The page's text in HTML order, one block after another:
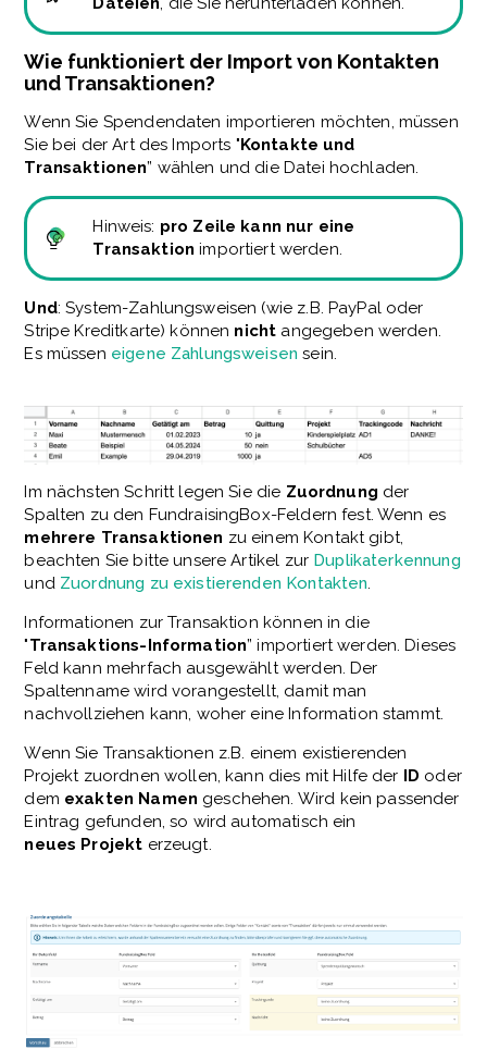
Wie funktioniert der Import von Kontakten
und Transaktionen?
Wenn Sie Spendendaten importieren möchten, müssen
Sie bei der Art des Imports "Kontakte und
Transaktionen” wählen und die Datei hochladen.
Hinweis: pro Zeile kann nur eine
Transaktion importiert werden.
Und: System-Zahlungsweisen (wie z.B. PayPal oder
Stripe Kreditkarte) können nicht angegeben werden.
Es müssen eigene Zahlungsweisen sein.
Im nächsten Schritt legen Sie die Zuordnung der
Spalten zu den FundraisingBox-Feldern fest. Wenn es
mehrere Transaktionen zu einem Kontakt gibt,
beachten Sie bitte unsere Artikel zur Duplikaterkennung
und Zuordnung zu existierenden Kontakten.
Informationen zur Transaktion können in die
"Transaktions-Information” importiert werden. Dieses
Feld kann mehrfach ausgewählt werden. Der
Spaltenname wird vorangestellt, damit man
nachvollziehen kann, woher eine Information stammt.
Wenn Sie Transaktionen z.B. einem existierenden
Projekt zuordnen wollen, kann dies mit Hilfe der ID oder
dem exakten Namen geschehen. Wird kein passender
Eintrag gefunden, so wird automatisch ein
neues Projekt erzeugt.